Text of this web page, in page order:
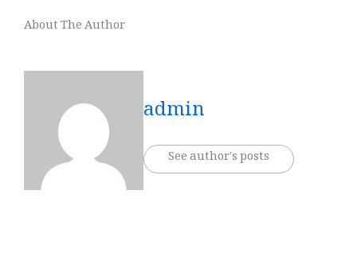
About The Author
admin
See author's posts